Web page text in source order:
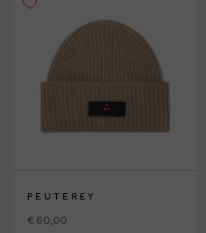
PEUTEREY
€ 60,00